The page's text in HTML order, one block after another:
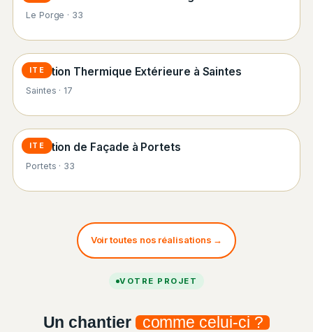
Le Porge · 33
ITE
Isolation Thermique Extérieure à Saintes
Saintes · 17
ITE
Isolation de Façade à Portets
Portets · 33
Voir toutes nos réalisations →
VOTRE PROJET
Un chantier comme celui-ci ?